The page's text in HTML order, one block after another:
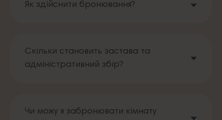
Як здійснити бронювання?
Скільки становить застава та
адміністративний збір?
Чи можу я забронювати кімнату